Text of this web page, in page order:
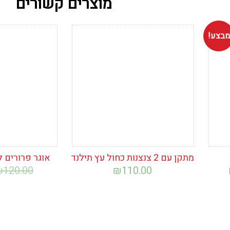
מבצע!
מתקן עם 2 צנצנות כחול עץ תילנד
₪110.00
אוגר
120.00